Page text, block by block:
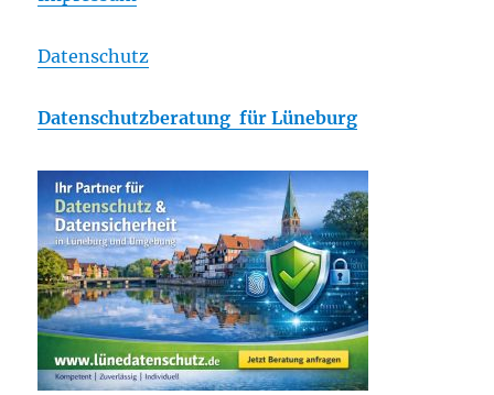
Datenschutz
Datenschutzberatung für Lüneburg